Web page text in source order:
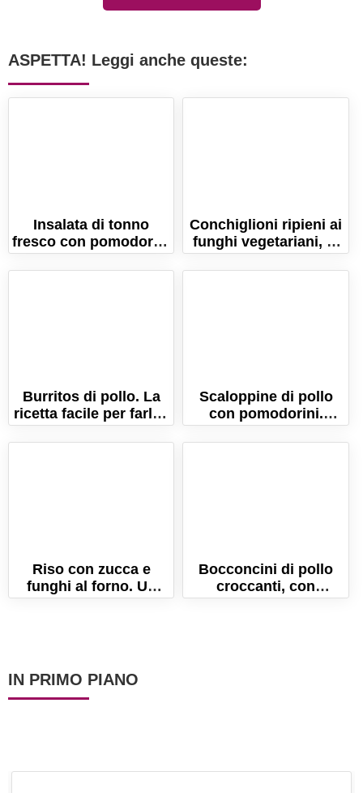
ASPETTA! Leggi anche queste:
Insalata di tonno
fresco con pomodorini
e olive (Ricetta per
l'estate!)
Conchiglioni ripieni ai
funghi vegetariani, al
forno in bianco!
Burritos di pollo. La
ricetta facile per farli a
casa!
Scaloppine di pollo
con pomodorini.
Ricetta con cremina
ricca e gustosa!
Riso con zucca e
funghi al forno. Un
timballo ricco e
Bocconcini di pollo
croccanti, con
patatine! Gustosi e
IN PRIMO PIANO